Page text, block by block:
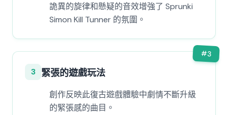
詭異的旋律和懸疑的音效增強了 Sprunki
Simon Kill Tunner 的氛圍。
#3
3 緊張的遊戲玩法
創作反映此復古遊戲體驗中劇情不斷升級
的緊張感的曲目。